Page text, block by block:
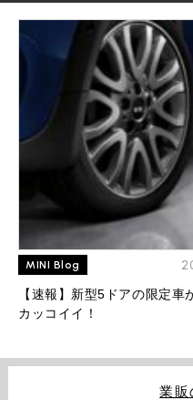
MINI Blog
【速報】新型5ドアの限定車
カッコイイ！
業販